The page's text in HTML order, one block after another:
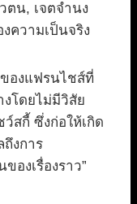
ตน, เจตจำนง
ความเป็นจริง
องแฟรนไชส์ที่
งโดยไม่มีวิสัย
สกี้ ซึ่งก่อให้เกิด
งการ
องเรื่องราว”